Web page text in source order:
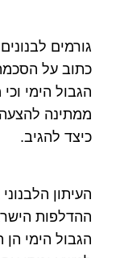
גורמים
כתוב על
הגבול הימי
ממתינה
כיצד להגיב.
ההדלפות
הגבול הימי